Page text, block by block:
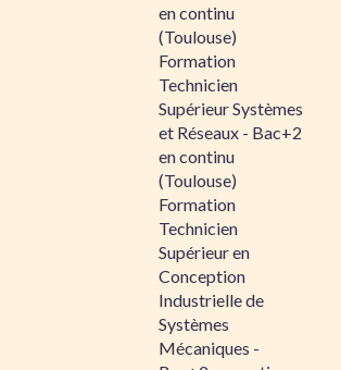
en continu
(Toulouse)
Formation
Technicien
Supérieur Systèmes
et Réseaux - Bac+2
en continu
(Toulouse)
Formation
Technicien
Supérieur en
Conception
Industrielle de
Systèmes
Mécaniques -